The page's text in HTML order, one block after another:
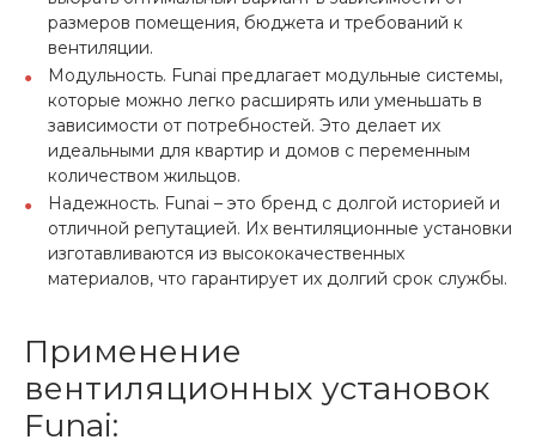
размеров помещения, бюджета и требований к
вентиляции.
Модульность. Funai предлагает модульные системы,
которые можно легко расширять или уменьшать в
зависимости от потребностей. Это делает их
идеальными для квартир и домов с переменным
количеством жильцов.
Надежность. Funai – это бренд с долгой историей и
отличной репутацией. Их вентиляционные установки
изготавливаются из высококачественных
материалов, что гарантирует их долгий срок службы.
Применение
вентиляционных установок
Funai: